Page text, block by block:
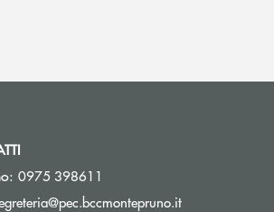
finestra
0975 398611
(si apre l’app